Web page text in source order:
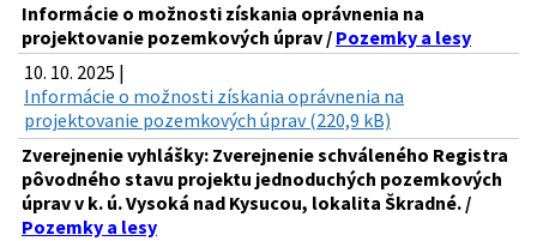
Informácie o možnosti získania oprávnenia na
projektovanie pozemkových úprav / Pozemky a lesy
10. 10. 2025 |
Informácie o možnosti získania oprávnenia na
projektovanie pozemkových úprav (220,9 kB)
Zverejnenie vyhlášky: Zverejnenie schváleného Registra
pôvodného stavu projektu jednoduchých pozemkových
úprav v k. ú. Vysoká nad Kysucou, lokalita Škradné. /
Pozemky a lesy